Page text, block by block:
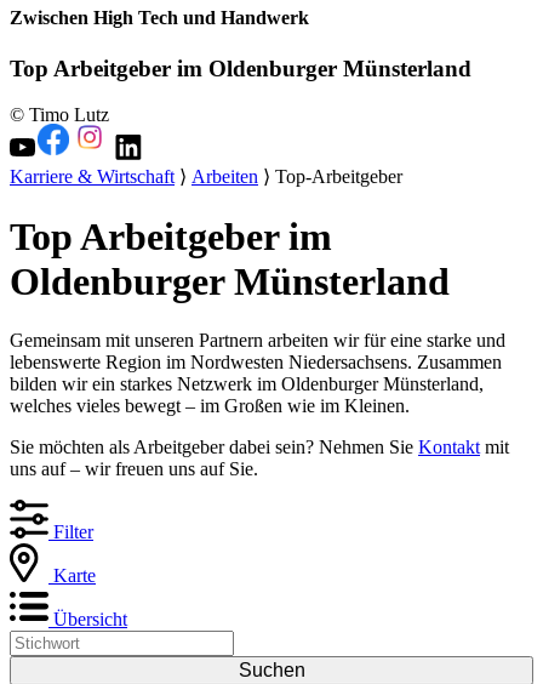
Zwischen High Tech und Handwerk
Top Arbeitgeber im Oldenburger Münsterland
© Timo Lutz
Karriere & Wirtschaft⟩ Arbeiten ⟩ Top-Arbeitgeber
Top Arbeitgeber im
Oldenburger Münsterland
Gemeinsam mit unseren Partnern arbeiten wir für eine starke und
lebenswerte Region im Nordwesten Niedersachsens. Zusammen
bilden wir ein starkes Netzwerk im Oldenburger Münsterland,
welches vieles bewegt – im Großen wie im Kleinen.
Sie möchten als Arbeitgeber dabei sein? Nehmen Sie Kontakt mit
uns auf – wir freuen uns auf Sie.
Filter
Karte
Übersicht